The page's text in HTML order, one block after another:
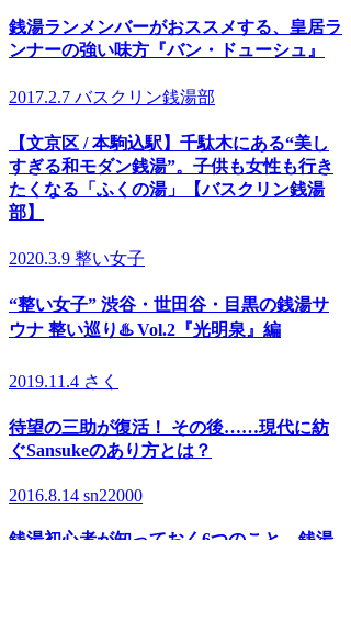
銭湯ランメンバーがおススメする、皇居ラ
ンナーの強い味方『バン・ドューシュ』
2017.2.7 バスクリン銭湯部
【文京区 / 本駒込駅】千駄木にある“美し
すぎる和モダン銭湯”。子供も女性も行き
たくなる「ふくの湯」【バスクリン銭湯
部】
2020.3.9 整い女子
“整い女子” 渋谷・世田谷・目黒の銭湯サ
ウナ 整い巡り♨️ Vol.2『光明泉』編
2019.11.4 さく
待望の三助が復活！ その後……現代に紡
ぐSansukeのあり方とは？
2016.8.14 sn22000
銭湯初心者が知っておく6つのこと。銭湯